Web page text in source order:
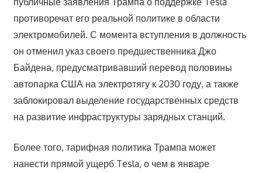
противоречат его реальной политике в области
электромобилей. С момента вступления в должность
он отменил указ своего предшественника Джо
Байдена, предусматривавший перевод половины
автопарка США на электротягу к 2030 году, а также
заблокировал выделение государственных средств
на развитие инфраструктуры зарядных станций.
Более того, тарифная политика Трампа может
нанести прямой ущерб Tesla, о чем в январе